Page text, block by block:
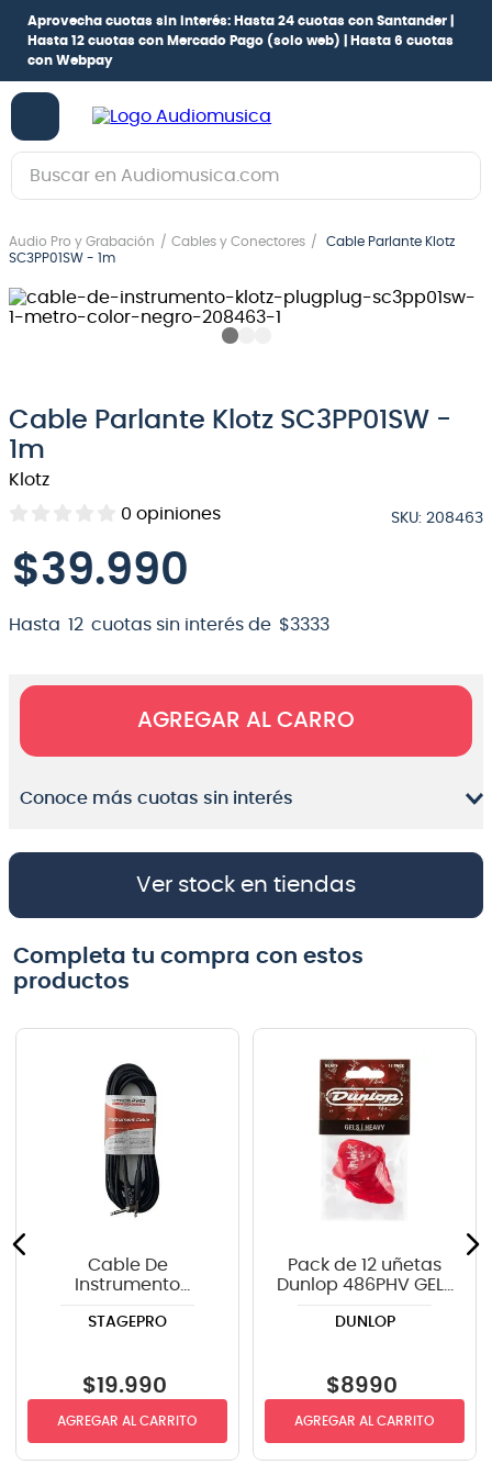
Aprovecha cuotas sin interés: Hasta 24 cuotas con Santander |
Hasta 12 cuotas con Mercado Pago (solo web) |
Hasta 6 cuotas
con Webpay
Buscar en Audiomusica.com
Audio Pro y Grabación Cables y Conectores
Cable Parlante Klotz
SC3PP01SW - 1m
Cable Parlante Klotz SC3PP01SW -
1m
Klotz
0 opiniones SKU: 208463
$39.990
Hasta 12 cuotas sin interés de $3333
AGREGAR AL CARRO
Conoce más cuotas sin interés
Ver stock en tiendas
Completa tu compra con estos
productos
Cable De
Instrumento
recto-angulo 6mts
STAGEPRO
$19.990
AGREGAR AL CARRITO
Pack de 12 uñetas
Dunlop 486PHV GELS
DUNLOP
$8990
AGREGAR AL CARRITO
1.
guitarra electrica
2.
bajo
guitarra electroacústica
5.
amplificador
6.
7.
micrófono
9 .
bateria